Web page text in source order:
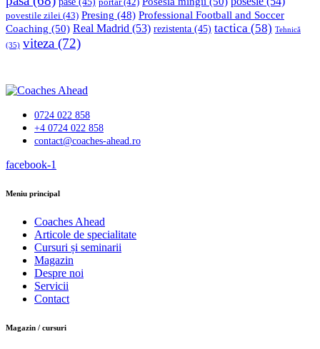
povestile zilei (43) Presing (48) Professional Football and Soccer
Coaching (50) Real Madrid (53) rezistenta (45) tactica (58) Tehnică
(35) viteza (72)
0724 022 858
+4 0724 022 858
contact@coaches-ahead.ro
facebook-1
Meniu principal
Coaches Ahead
Articole de specialitate
Cursuri și seminarii
Magazin
Despre noi
Servicii
Contact
Magazin / cursuri